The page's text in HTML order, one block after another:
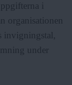
i
organisationen
invigningstal,
under